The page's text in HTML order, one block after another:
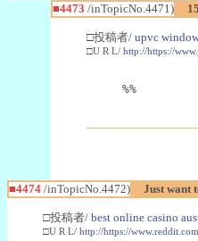
■4473 /inTopicNo.4471)
□投稿者/ upvc
□U R L/ http://https://
%%
■4474 /inTopicNo.4472) Just want
□投稿者/ best online casino
□U R L/ http://https://